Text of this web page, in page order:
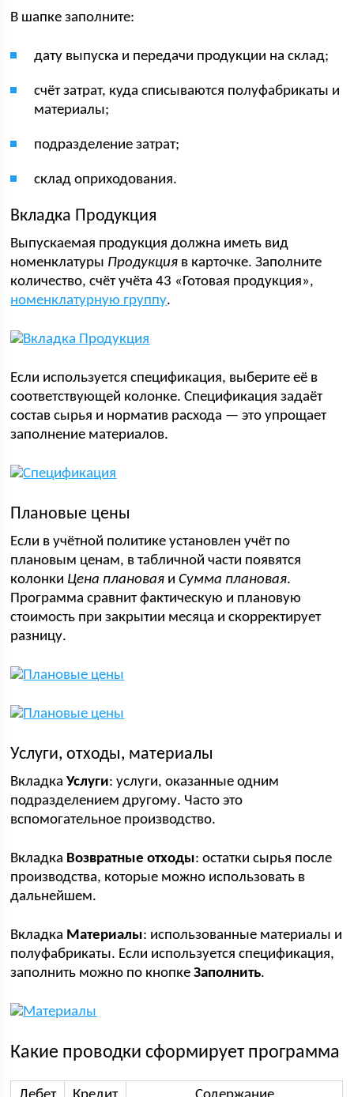
В шапке заполните:
дату выпуска и передачи продукции на склад;
счёт затрат, куда списываются полуфабрикаты и
материалы;
подразделение затрат;
склад оприходования.
Вкладка Продукция
Выпускаемая продукция должна иметь вид
номенклатуры Продукция в карточке. Заполните
количество, счёт учёта 43 «Готовая продукция»,
номенклатурную группу.
Если используется спецификация, выберите её в
соответствующей колонке. Спецификация задаёт
состав сырья и норматив расхода — это упрощает
заполнение материалов.
Плановые цены
Если в учётной политике установлен учёт по
плановым ценам, в табличной части появятся
колонки Цена плановая иСумма плановая.
Программа сравнит фактическую и плановую
стоимость при закрытии месяца и скорректирует
разницу.
Услуги, отходы, материалы
ВкладкаУслуги: услуги, оказанные одним
подразделением другому. Часто это
вспомогательное производство.
Вкладка Возвратные отходы: остатки сырья после
производства, которые можно использовать в
дальнейшем.
Вкладка Материалы: использованные материалы и
полуфабрикаты. Если используется спецификация,
заполнить можно по кнопкеЗаполнить.
Какие проводки сформирует программа